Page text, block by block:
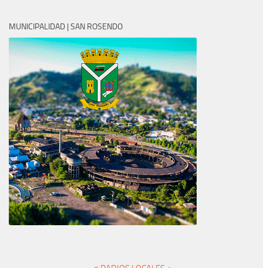
MUNICIPALIDAD | SAN ROSENDO